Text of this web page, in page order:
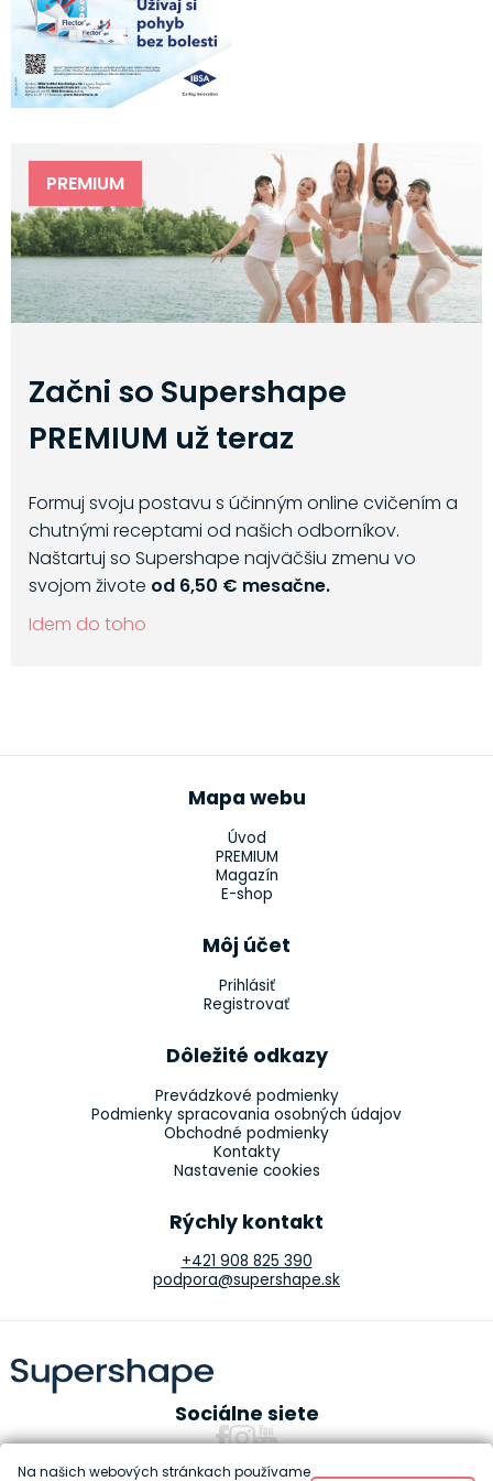
PREMIUM
Začni so Supershape
PREMIUM už teraz
Formuj svoju postavu s účinným online cvičením a
chutnými receptami od našich odborníkov.
Naštartuj so Supershape najväčšiu zmenu vo
svojom živote od 6,50 € mesačne.
Idem do toho
Mapa webu
Úvod
PREMIUM
Magazín
E-shop
Môj účet
Prihlásiť
Registrovať
Dôležité odkazy
Prevádzkové podmienky
Podmienky spracovania osobných údajov
Obchodné podmienky
Kontakty
Nastavenie cookies
Rýchly kontakt
+421 908 825 390
podpora@supershape.sk
Sociálne siete
Na našich webových stránkach používame